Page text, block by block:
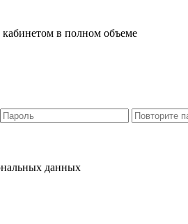
в полном объеме
данных